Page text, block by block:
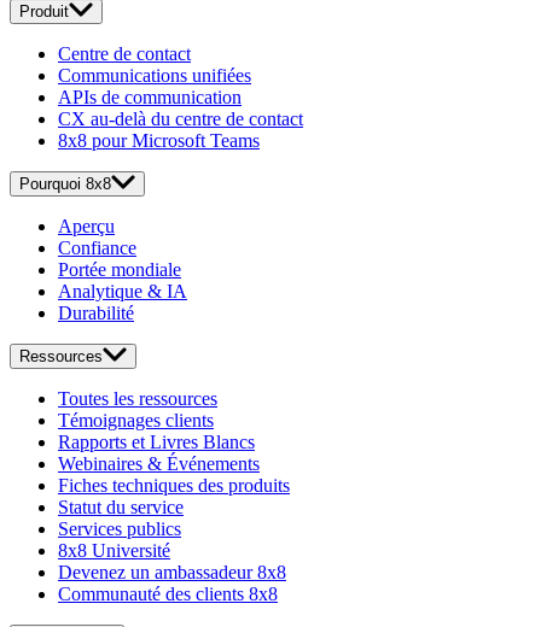
Produit
Centre de contact
Communications unifiées
APIs de communication
CX au-delà du centre de contact
8x8 pour Microsoft Teams
Pourquoi 8x8
Aperçu
Confiance
Portée mondiale
Analytique & IA
Durabilité
Ressources
Toutes les ressources
Témoignages clients
Rapports et Livres Blancs
Webinaires & Événements
Fiches techniques des produits
Statut du service
Services publics
8x8 Université
Devenez un ambassadeur 8x8
Communauté des clients 8x8